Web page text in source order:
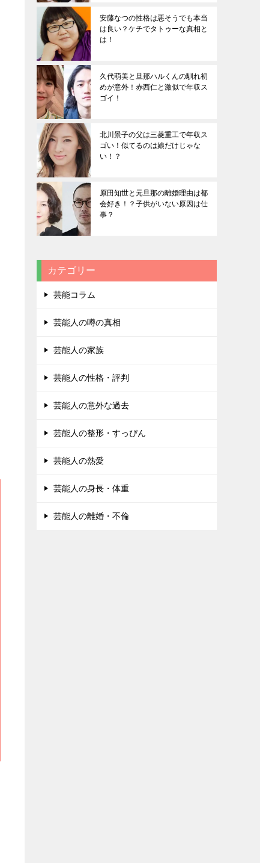
安藤なつの性格は悪そうでも本当
は良い？ケチでタトゥーな真相と
は！
久代萌美と旦那ハルくんの馴れ初
めが意外！赤西仁と激似で年収ス
ゴイ！
北川景子の父は三菱重工で年収ス
ゴい！似てるのは娘だけじゃな
い！？
原田知世と元旦那の離婚理由は都
会好き！？子供がいない原因は仕
事？
カテゴリー
芸能コラム
芸能人の噂の真相
芸能人の家族
芸能人の性格・評判
芸能人の意外な過去
芸能人の整形・すっぴん
芸能人の熱愛
芸能人の身長・体重
芸能人の離婚・不倫